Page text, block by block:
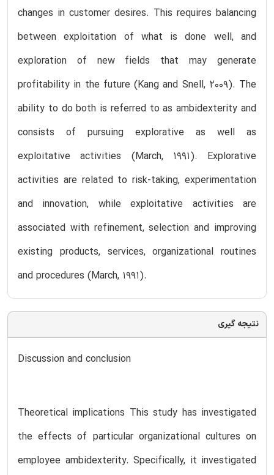
changes in customer desires. This requires balancing
between exploitation of what is done well, and
exploration of new fields that may generate
profitability in the future (Kang and Snell, 2009). The
ability to do both is referred to as ambidexterity and
consists of pursuing explorative as well as
exploitative activities (March, 1991). Explorative
activities are related to risk-taking, experimentation
and innovation, while exploitative activities are
associated with refinement, selection and improving
existing products, services, organizational routines
and procedures (March, 1991).
نتیجه گیری
Discussion and conclusion
Theoretical implications This study has investigated
the effects of particular organizational cultures on
employee ambidexterity. Specifically, it investigated